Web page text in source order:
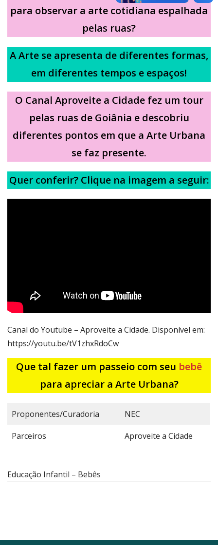
para observar a arte cotidiana espalhada
pelas ruas?
A Arte se apresenta de diferentes formas,
em diferentes tempos e espaços!
O Canal Aproveite a Cidade fez um tour
pelas ruas de Goiânia e descobriu
diferentes pontos em que a Arte Urbana
se faz presente.
Quer conferir? Clique na imagem a seguir:
Canal do Youtube – Aproveite a Cidade. Disponível em:
https://youtu.be/tV1zhxRdoCw
Que tal fazer um passeio com seu bebê
para apreciar a Arte Urbana?
Proponentes/Curadoria NEC
Parceiros Aproveite a Cidade
Educação Infantil – Bebês